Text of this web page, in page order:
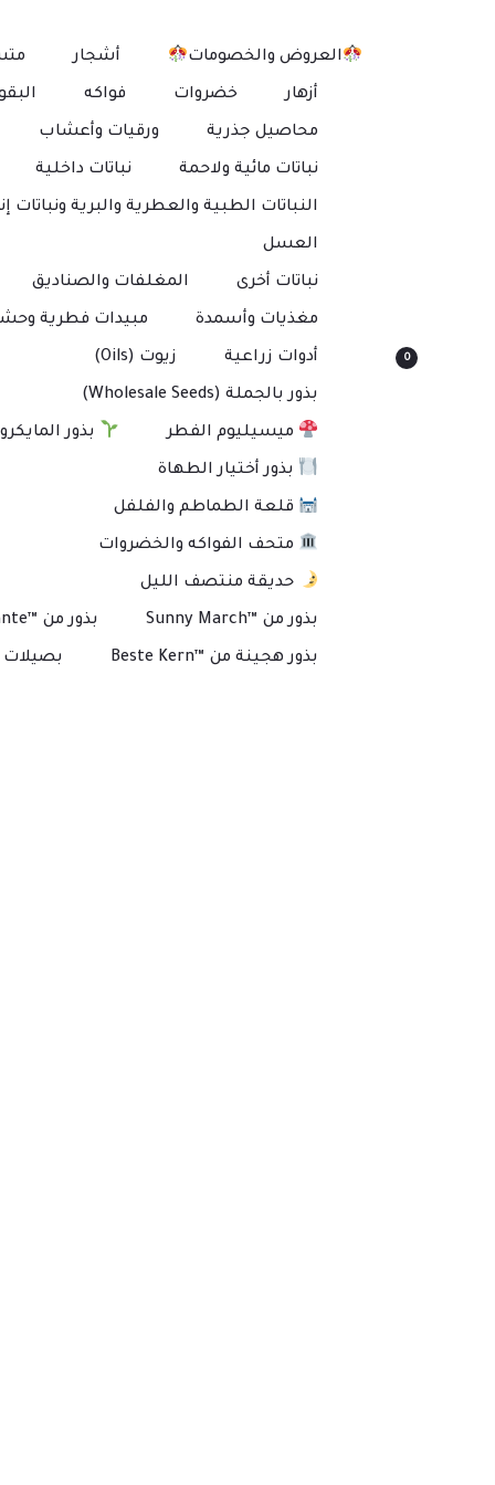
0
العروض والخصومات أشجار
أزهار خضروات فواكه
محاصيل جذرية ورقيات وأعشاب
نباتات مائية ولاحمة نباتات داخلية
النباتات الطبية والعطرية والبرية ونباتات
العسل
نباتات أخرى المغلفات والصناديق
مغذيات وأسمدة مبيدات فطرية
أدوات زراعية زيوت (Oils)
بذور بالجملة (Wholesale Seeds)
ميسيليوم الفطر بذور
بذور أختيار الطهاة
قلعة الطماطم والفلفل
متحف الفواكه والخضروات
حديقة منتصف الليل
بذور من ™Sunny March بذور من ™Plante
بذور هجينة من ™Beste Kern بصيلات